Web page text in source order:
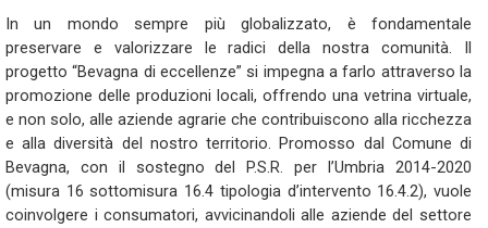
In un mondo sempre più globalizzato, è fondamentale
preservare e valorizzare le radici della nostra comunità. Il
progetto “Bevagna di eccellenze” si impegna a farlo attraverso la
promozione delle produzioni locali, offrendo una vetrina virtuale,
e non solo, alle aziende agrarie che contribuiscono alla ricchezza
e alla diversità del nostro territorio. Promosso dal Comune di
Bevagna, con il sostegno del P.S.R. per l’Umbria 2014-2020
(misura 16 sottomisura 16.4 tipologia d’intervento 16.4.2), vuole
coinvolgere i consumatori, avvicinandoli alle aziende del settore